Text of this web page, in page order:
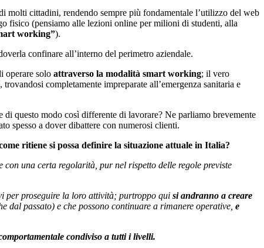
molti cittadini, rendendo sempre più fondamentale l’utilizzo del web
fisico (pensiamo alle lezioni online per milioni di studenti, alla
working”).
confinare all’interno del perimetro aziendale.
operare solo attraverso la modalità smart working; il vero
completamente impreparate all’emergenza sanitaria e
questo modo così differente di lavorare? Ne parliamo brevemente
spesso a dover dibattere con numerosi clienti.
ritiene si possa definire la situazione attuale in Italia?
una certa regolarità, pur nel rispetto delle regole previste
per proseguire la loro attività; purtroppo qui si andranno a creare
dal passato) e che possono continuare a rimanere operative, e
condiviso a tutti i livelli.